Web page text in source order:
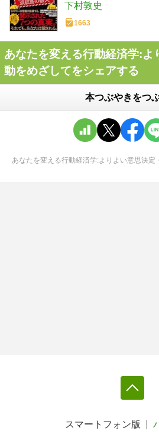
下村敦史
1663
あなたを変える行動経済学:よ
動をめざしてをシェアする
本つぶやきをつ
あなたを変える行動経済学:よりよい意思決定
スマートフォン版